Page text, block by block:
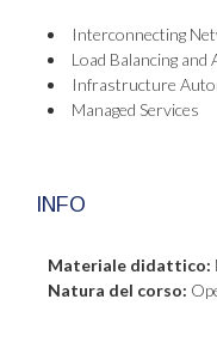
Interconnecting
Load Balancing and
Infrastructure
Managed Services
INFO
Materiale didattico:
Natura del corso: